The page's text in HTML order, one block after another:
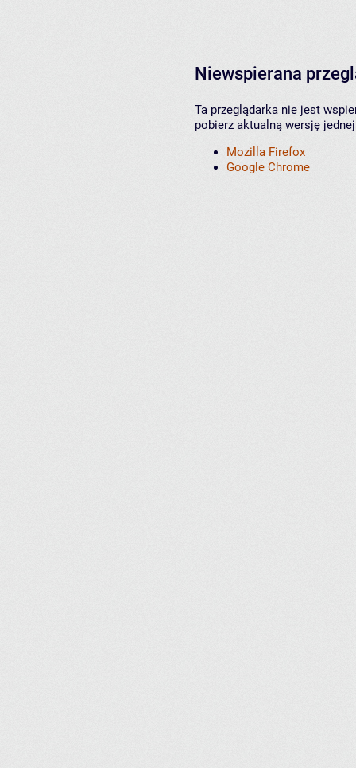
Niewspierana
Ta przeglądarka nie jest
pobierz aktualną wersję
Mozilla Firefox
Google Chrome